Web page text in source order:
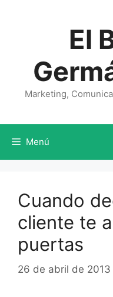
El
Marketing,
Menú
Cuando
cliente te
puertas
26 de abril de 2013